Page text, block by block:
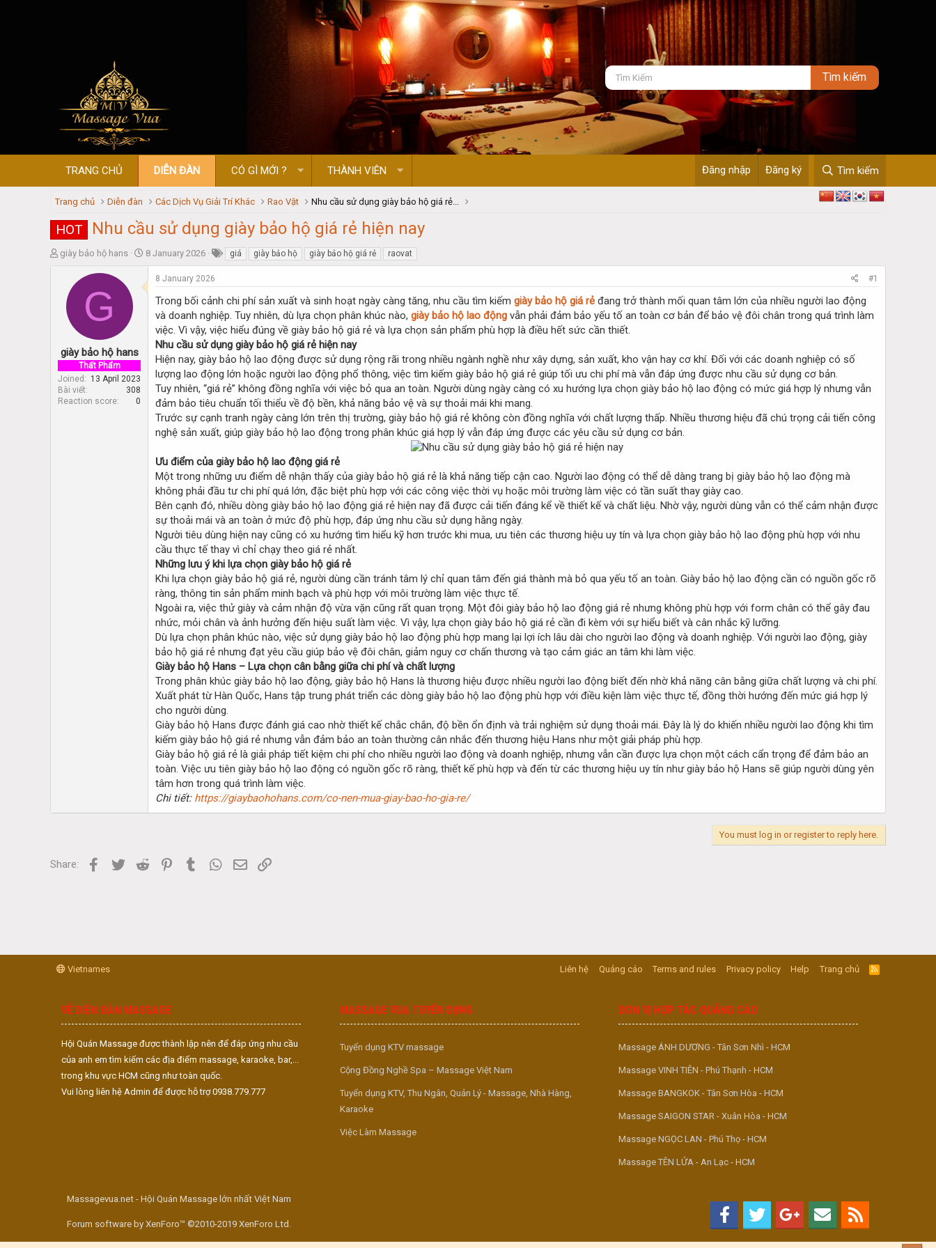
TRANG CHỦ DIỄN ĐÀN CÓ GÌ MỚI ? THÀNH VIÊN Đăng nhập Đăng ký Tìm kiếm
Trang chủ Diễn đàn Các Dịch Vụ Giải Trí Khác Rao Vặt Nhu cầu sử dụng giày bảo hộ giá rẻ...
HOT Nhu cầu sử dụng giày bảo hộ giá rẻ hiện nay
T
a
t
e
r
giày bảo hộ hans
S
r
8 January 2026 giá giày bảo hộ giày bảo hộ giá rẻ raovat
G
giày bảo hộ hans
Thất Phẩm
Joined
13 April 2023
Bài viết
308
Reaction score
0
8 January 2026 #1
Trong bối cảnh chi phí sản xuất và sinh hoạt ngày càng tăng, nhu cầu tìm kiếm giày bảo hộ giá rẻ đang trở thành mối quan tâm lớn của nhiều người lao động
và doanh nghiệp. Tuy nhiên, dù lựa chọn phân khúc nào, giày bảo hộ lao động vẫn phải đảm bảo yếu tố an toàn cơ bản để bảo vệ đôi chân trong quá trình làm
việc. Vì vậy, việc hiểu đúng về giày bảo hộ giá rẻ và lựa chọn sản phẩm phù hợp là điều hết sức cần thiết.
Nhu cầu sử dụng giày bảo hộ giá rẻ hiện nay
Hiện nay, giày bảo hộ lao động được sử dụng rộng rãi trong nhiều ngành nghề như xây dựng, sản xuất, kho vận hay cơ khí. Đối với các doanh nghiệp có số
lượng lao động lớn hoặc người lao động phổ thông, việc tìm kiếm giày bảo hộ giá rẻ giúp tối ưu chi phí mà vẫn đáp ứng được nhu cầu sử dụng cơ bản.
Tuy nhiên, “giá rẻ” không đồng nghĩa với việc bỏ qua an toàn. Người dùng ngày càng có xu hướng lựa chọn giày bảo hộ lao động có mức giá hợp lý nhưng vẫn
đảm bảo tiêu chuẩn tối thiểu về độ bền, khả năng bảo vệ và sự thoải mái khi mang.
Trước sự cạnh tranh ngày càng lớn trên thị trường, giày bảo hộ giá rẻ không còn đồng nghĩa với chất lượng thấp. Nhiều thương hiệu đã chú trọng cải tiến công
nghệ sản xuất, giúp giày bảo hộ lao động trong phân khúc giá hợp lý vẫn đáp ứng được các yêu cầu sử dụng cơ bản.
Ưu điểm của giày bảo hộ lao động giá rẻ
Một trong những ưu điểm dễ nhận thấy của giày bảo hộ giá rẻ là khả năng tiếp cận cao. Người lao động có thể dễ dàng trang bị giày bảo hộ lao động mà
không phải đầu tư chi phí quá lớn, đặc biệt phù hợp với các công việc thời vụ hoặc môi trường làm việc có tần suất thay giày cao.
Bên cạnh đó, nhiều dòng giày bảo hộ lao động giá rẻ hiện nay đã được cải tiến đáng kể về thiết kế và chất liệu. Nhờ vậy, người dùng vẫn có thể cảm nhận được
sự thoải mái và an toàn ở mức độ phù hợp, đáp ứng nhu cầu sử dụng hằng ngày.
Người tiêu dùng hiện nay cũng có xu hướng tìm hiểu kỹ hơn trước khi mua, ưu tiên các thương hiệu uy tín và lựa chọn giày bảo hộ lao động phù hợp với nhu
cầu thực tế thay vì chỉ chạy theo giá rẻ nhất.
Những lưu ý khi lựa chọn giày bảo hộ giá rẻ
Khi lựa chọn giày bảo hộ giá rẻ, người dùng cần tránh tâm lý chỉ quan tâm đến giá thành mà bỏ qua yếu tố an toàn. Giày bảo hộ lao động cần có nguồn gốc rõ
ràng, thông tin sản phẩm minh bạch và phù hợp với môi trường làm việc thực tế.
Ngoài ra, việc thử giày và cảm nhận độ vừa vặn cũng rất quan trọng. Một đôi giày bảo hộ lao động giá rẻ nhưng không phù hợp với form chân có thể gây đau
nhức, mỏi chân và ảnh hưởng đến hiệu suất làm việc. Vì vậy, lựa chọn giày bảo hộ giá rẻ cần đi kèm với sự hiểu biết và cân nhắc kỹ lưỡng.
Dù lựa chọn phân khúc nào, việc sử dụng giày bảo hộ lao động phù hợp mang lại lợi ích lâu dài cho người lao động và doanh nghiệp. Với người lao động, giày
bảo hộ giá rẻ nhưng đạt yêu cầu giúp bảo vệ đôi chân, giảm nguy cơ chấn thương và tạo cảm giác an tâm khi làm việc.
Giày bảo hộ Hans – Lựa chọn cân bằng giữa chi phí và chất lượng
Trong phân khúc giày bảo hộ lao động, giày bảo hộ Hans là thương hiệu được nhiều người lao động biết đến nhờ khả năng cân bằng giữa chất lượng và chi phí.
Xuất phát từ Hàn Quốc, Hans tập trung phát triển các dòng giày bảo hộ lao động phù hợp với điều kiện làm việc thực tế, đồng thời hướng đến mức giá hợp lý
cho người dùng.
Giày bảo hộ Hans được đánh giá cao nhờ thiết kế chắc chắn, độ bền ổn định và trải nghiệm sử dụng thoải mái. Đây là lý do khiến nhiều người lao động khi tìm
kiếm giày bảo hộ giá rẻ nhưng vẫn đảm bảo an toàn thường cân nhắc đến thương hiệu Hans như một giải pháp phù hợp.
Giày bảo hộ giá rẻ là giải pháp tiết kiệm chi phí cho nhiều người lao động và doanh nghiệp, nhưng vẫn cần được lựa chọn một cách cẩn trọng để đảm bảo an
toàn. Việc ưu tiên giày bảo hộ lao động có nguồn gốc rõ ràng, thiết kế phù hợp và đến từ các thương hiệu uy tín như giày bảo hộ Hans sẽ giúp người dùng yên
tâm hơn trong quá trình làm việc.
Chi tiết: https://giaybaohohans.com/co-nen-mua-giay-bao-ho-gia-re/
You must log in or register to reply here.
Share: Facebook
Twitter Reddit PinterestTumblr WhatsApp
Email
Vietnames Liên hệ Quảng cáo Terms and rules Privacy policy Help Trang chủ
R
S
VỀ DIỄN ĐÀN MASSAGE
Hội Quán Massage được thành lập nên để đáp ứng nhu cầu
của anh em tìm kiếm các địa điểm massage, karaoke, bar,...
trong khu vực HCM cũng như toàn quốc.
Vui lòng liên hệ Admin để được hỗ trợ 0938.779.777
MASSAGE VUA TUYỂN DỤNG
Tuyển dụng KTV massage
Cộng Đồng Nghề Spa – Massage Việt Nam
Tuyển dụng KTV, Thu Ngân, Quản Lý - Massage, Nhà Hàng,
Karaoke
Việc Làm Massage
ĐƠN VỊ HỢP TÁC QUẢNG CÁO
Massage ÁNH DƯƠNG - Tân Sơn Nhì - HCM
Massage VINH TIÊN - Phú Thạnh - HCM
Massage BANGKOK - Tân Sơn Hòa - HCM
Massage SAIGON STAR - Xuân Hòa - HCM
Massage NGỌC LAN - Phú Thọ - HCM
Massage TÊN LỬA - An Lạc - HCM
Massagevua.net - Hội Quán Massage lớn nhất Việt Nam
Forum software by XenForo™ ©2010-2019 XenForo Ltd.